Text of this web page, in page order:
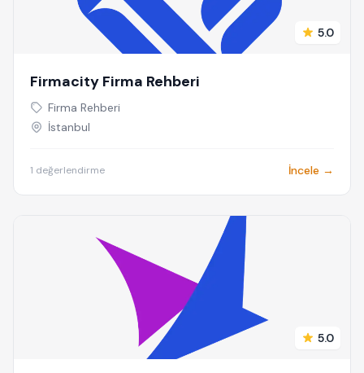
5.0
Firmacity Firma Rehberi
Firma Rehberi
İstanbul
1 değerlendirme İncele →
5.0